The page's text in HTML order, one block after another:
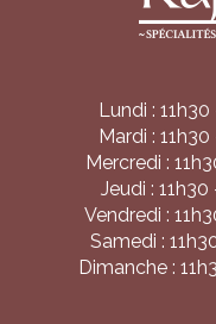
Lundi :
Mardi :
Mercredi :
Jeudi :
Vendredi :
Samedi :
Dimanche :